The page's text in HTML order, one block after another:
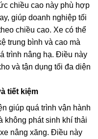
chiều cao này phù hợp
giúp doanh nghiệp tối
chiều cao. Xe có thể
trung bình và cao mà
trình nâng hạ. Điều này
và tận dụng tối đa diện
tiết kiệm
giúp quá trình vận hành
không phát sinh khí thải
nâng xăng. Điều này